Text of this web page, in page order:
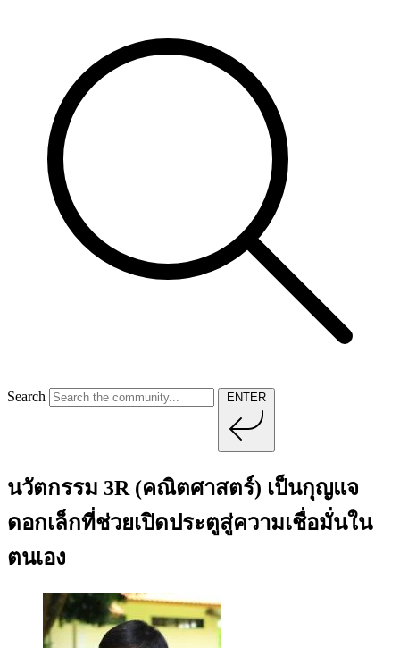
Search ENTER
นวัตกรรม 3R (คณิตศาสตร์) เป็นกุญแจ
ดอกเล็กที่ช่วยเปิดประตูสู่ความเชื่อมั่นใน
ตนเอง